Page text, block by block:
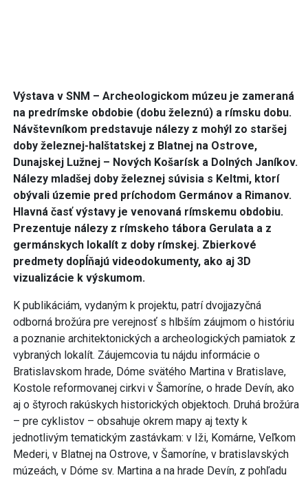
Výstava v SNM – Archeologickom múzeu je zameraná
na predrímske obdobie (dobu železnú) a rímsku dobu.
Návštevníkom predstavuje nálezy z mohýl zo staršej
doby železnej-halštatskej z Blatnej na Ostrove,
Dunajskej Lužnej – Nových Košarísk a Dolných Janíkov.
Nálezy mladšej doby železnej súvisia s Keltmi, ktorí
obývali územie pred príchodom Germánov a Rimanov.
Hlavná časť výstavy je venovaná rímskemu obdobiu.
Prezentuje nálezy z rímskeho tábora Gerulata a z
germánskych lokalít z doby rímskej. Zbierkové
predmety dopĺňajú videodokumenty, ako aj 3D
vizualizácie k výskumom.
K publikáciám, vydaným k projektu, patrí dvojjazyčná
odborná brožúra pre verejnosť s hlbším záujmom o históriu
a poznanie architektonických a archeologických pamiatok z
vybraných lokalít. Záujemcovia tu nájdu informácie o
Bratislavskom hrade, Dóme svätého Martina v Bratislave,
Kostole reformovanej cirkvi v Šamoríne, o hrade Devín, ako
aj o štyroch rakúskych historických objektoch. Druhá brožúra
– pre cyklistov – obsahuje okrem mapy aj texty k
jednotlivým tematickým zastávkam: v Iži, Komárne, Veľkom
Mederi, v Blatnej na Ostrove, v Šamoríne, v bratislavských
múzeách, v Dóme sv. Martina a na hrade Devín, z pohľadu